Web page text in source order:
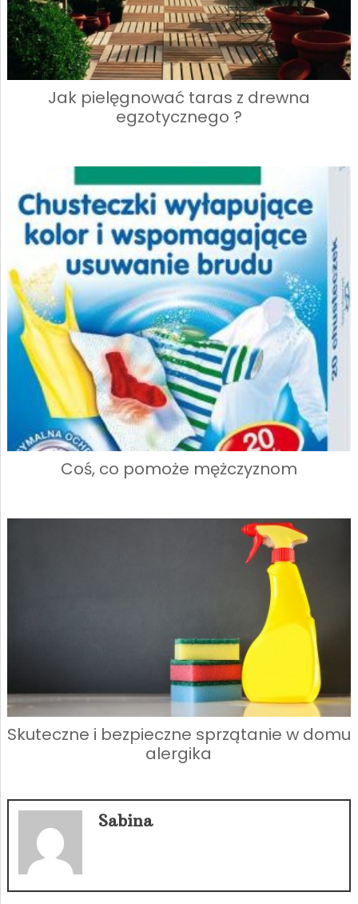
Jak pielęgnować taras z drewna
egzotycznego ?
Coś, co pomoże mężczyznom
Skuteczne i bezpieczne sprzątanie w domu
alergika
Sabina